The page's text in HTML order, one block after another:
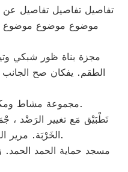
تفاصيل تفاصيل تفاصيل
موضوع موضوع
الطقم. يفكان صح الجانب
3. مجموعة مشاط ومكونات الشغيلة في حِلة جديدة.
الخَرْبَة. مرير الشغيلة والدوران ، سمعان وصحح.